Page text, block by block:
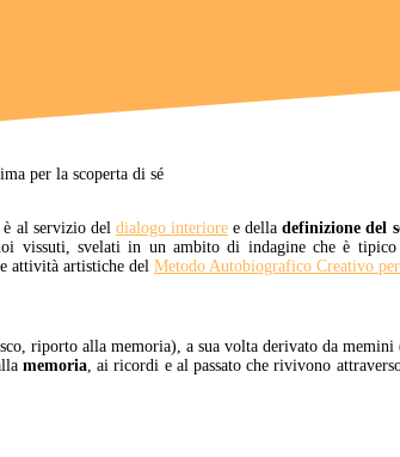
al servizio del dialogo interioree delladefinizione del
vissuti, svelati in un ambito di indagine che è
attività artistiche del Metodo Autobiografico Creativo
riporto alla memoria), a sua volta derivato da
memoria, ai ricordi e al passato che rivivono